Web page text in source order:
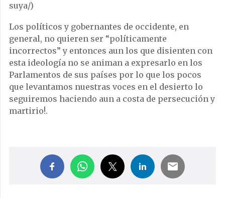
suya/)
Los políticos y gobernantes de occidente, en
general, no quieren ser “políticamente
incorrectos” y entonces aun los que disienten con
esta ideología no se animan a expresarlo en los
Parlamentos de sus países por lo que los pocos
que levantamos nuestras voces en el desierto lo
seguiremos haciendo aun a costa de persecución y
martirio!.